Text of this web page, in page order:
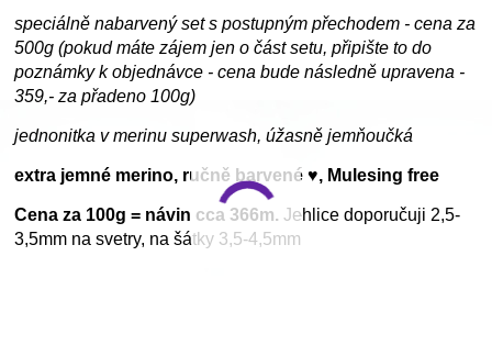
speciálně nabarvený set s postupným přechodem - cena za
500g (pokud máte zájem jen o část setu, připište to do
poznámky k objednávce - cena bude následně upravena -
359,- za přadeno 100g)
jednonitka v merinu superwash, úžasně jemňoučká
extra jemné merino, ručně barvené ♥, Mulesing free
Cena za 100g = návin cca 366m. Jehlice doporučuji 2,5-
3,5mm na svetry, na šátky 3,5-4,5mm